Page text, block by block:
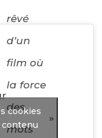
rêvé
d’un
film où
la force
des
mots
»
cookies